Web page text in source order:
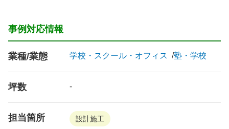
事例対応情報
業種/業態 学校・スクール・オフィス 塾・学校
坪数 -
担当箇所 設計施工